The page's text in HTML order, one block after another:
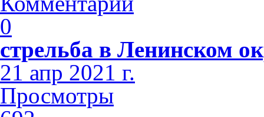
0
стрельба в Ленинском
21 апр 2021 г.
Просмотры